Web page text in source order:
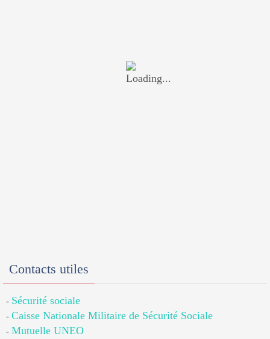
Contacts utiles
- Sécurité sociale
- Caisse Nationale Militaire de Sécurité Sociale
- Mutuelle UNEO